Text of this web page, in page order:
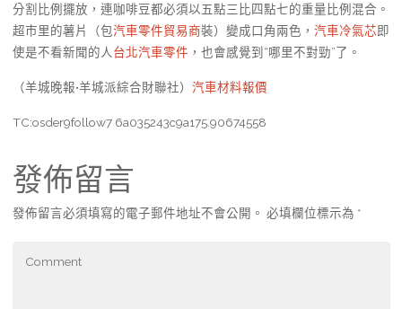
分割比例擺放，連咖啡豆都必須以五點三比四點七的重量比例混合。
超市里的薯片（包汽車零件貿易商裝）變成口角兩色， 汽車冷氣芯即
使是不看新聞的人 台北汽車零件 ，也會感覺到“哪里不對勁”了。
（羊城晚報•羊城派綜合財聯社） 汽車材料報價
TC:osder9follow7 6a035243c9a175.90674558
發佈留言
發佈留言必須填寫的電子郵件地址不會公開。 必填欄位標示為 *